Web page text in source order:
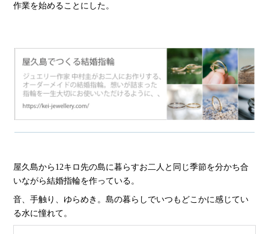
作業を始めることにした。
屋久島から12キロ先の島に暮らすお二人と同じ季節を分かち合
いながら結婚指輪を作っている。
音、手触り、ゆらめき。島の暮らしでいつもどこかに感じてい
る水に憧れて。